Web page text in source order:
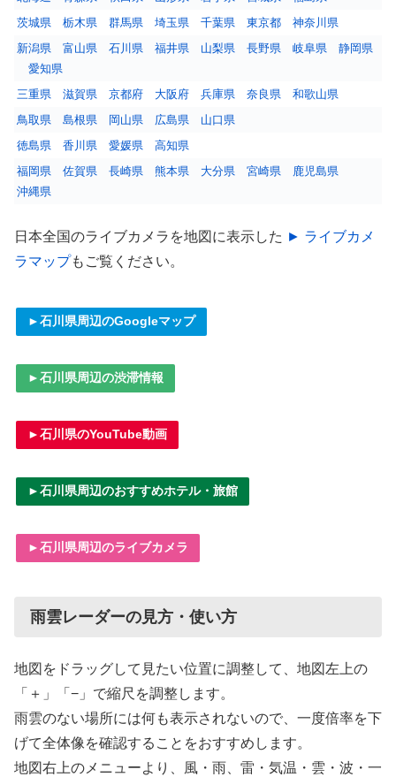
茨城県
栃木県 群馬県 埼玉県 千葉県 東京都
神奈川県
新潟県
富山県 石川県 福井県 山梨県 長野県 岐阜県
静岡県
愛知県
三重県
滋賀県 京都府 大阪府 兵庫県 奈良県
和歌山県
鳥取県
島根県 岡山県 広島県
山口県
徳島県
香川県 愛媛県
高知県
福岡県
佐賀県 長崎県 熊本県 大分県 宮崎県
鹿児島県
沖縄県
日本全国のライブカメラを地図に表示した ► ライブカメ
ラマップもご覧ください。
►石川県周辺のGoogleマップ
►石川県周辺の渋滞情報
►石川県のYouTube動画
►石川県周辺のおすすめホテル・旅館
►石川県周辺のライブカメラ
雨雲レーダーの見方・使い方
地図をドラッグして見たい位置に調整して、地図左上の
「＋」「−」で縮尺を調整します。
雨雲のない場所には何も表示されないので、一度倍率を下
げて全体像を確認することをおすすめします。
地図右上のメニューより、風・雨、雷・気温・雲・波・一